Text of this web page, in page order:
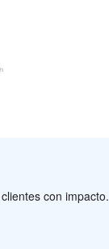
con impacto.